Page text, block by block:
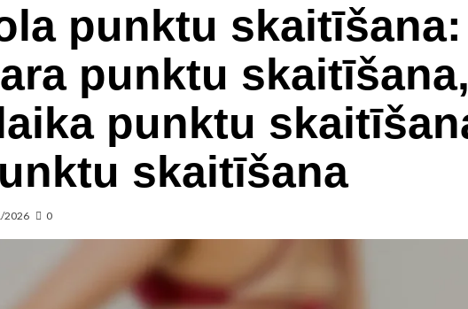
punktu skaitīšana:
punktu skaitīšana,
punktu
skaitīšana
2026 0